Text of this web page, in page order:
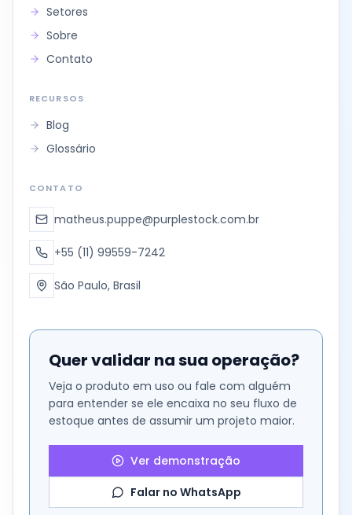
Setores
Sobre
Contato
RECURSOS
Blog
Glossário
CONTATO
matheus.puppe@purplestock.com.br
+55 (11) 99559-7242
São Paulo, Brasil
Quer validar na sua operação?
Veja o produto em uso ou fale com alguém
para entender se ele encaixa no seu fluxo de
estoque antes de assumir um projeto maior.
Ver demonstração
Falar no WhatsApp